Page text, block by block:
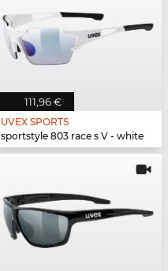
111,96 €
UVEX SPORTS
sportstyle 803 race s V - white